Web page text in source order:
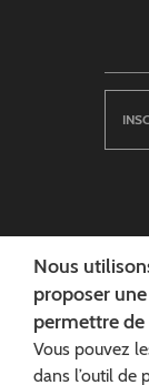
Nous
proposer
permettre de
Vous pouvez
dans l’outil de